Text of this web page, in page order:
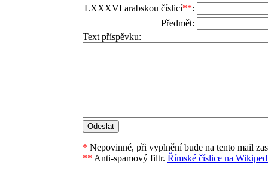
LXXXVI arabskou číslicí**:
Předmět:
Text příspěvku:
* Nepovinné, při vyplnění bude na tento mail
** Anti-spamový filtr. Římské číslice na